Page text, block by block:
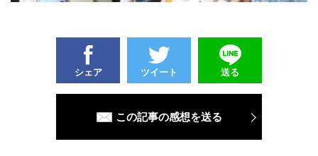
シェア ツイート 送る
この記事の感想を送る